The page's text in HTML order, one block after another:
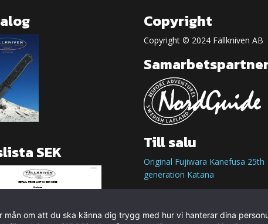
SEK
Copyright
Copyright © 2024 Fällkniven AB
Till salu
Original Fujiwara Kanefusa 25th
generation Katana
mån om att du ska känna dig trygg med hur vi hanterar dina